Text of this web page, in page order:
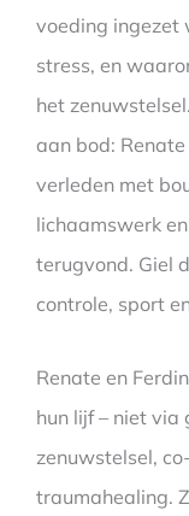
voeding ingezet
stress, en
het
aan bod:
verleden met
lichaamswerk
terugvond. Giel
controle, sport
Renate en
hun lijf – niet
zenuwstelsel,
traumahealing.